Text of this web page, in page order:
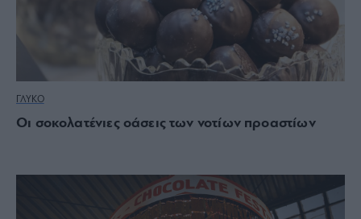
ΓΛΥΚΟ
Oι σοκολατένιες οάσεις των νοτίων προαστίων